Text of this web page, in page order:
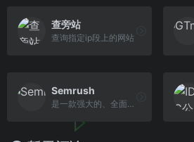
查旁站
查询指定ip段上的网站
Semrush
是一款强大的、全面的在线营销竞争情报平台